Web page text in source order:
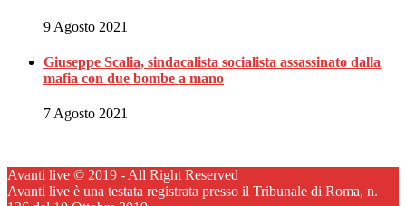
9 Agosto 2021
Giuseppe Scalia, sindacalista socialista assassinato dalla
mafia con due bombe a mano
7 Agosto 2021
Avanti live © 2019 - All Right Reserved
Avanti live è una testata registrata presso il Tribunale di Roma, n.